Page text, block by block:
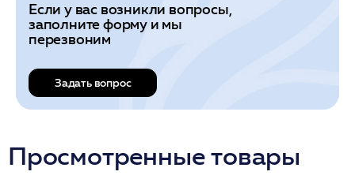
Если у вас возникли вопросы,
заполните форму и мы
перезвоним
Задать вопрос
Просмотренные товары